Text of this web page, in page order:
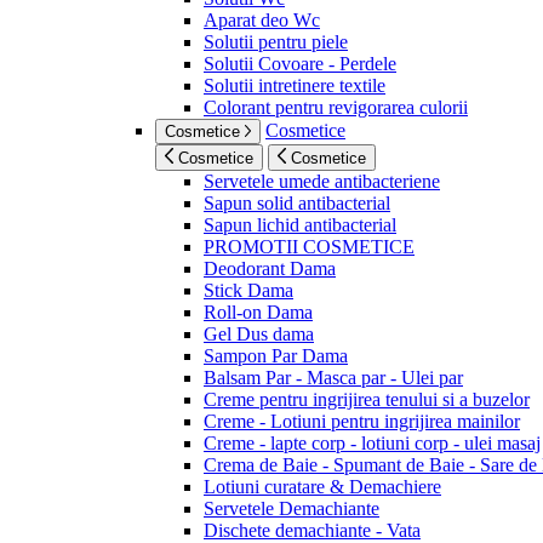
Aparat deo Wc
Solutii pentru piele
Solutii Covoare - Perdele
Solutii intretinere textile
Colorant pentru revigorarea culorii
Cosmetice Cosmetice
Cosmetice Cosmetice
Servetele umede antibacteriene
Sapun solid antibacterial
Sapun lichid antibacterial
PROMOTII COSMETICE
Deodorant Dama
Stick Dama
Roll-on Dama
Gel Dus dama
Sampon Par Dama
Balsam Par - Masca par - Ulei par
Creme pentru ingrijirea tenului si a buzelor
Creme - Lotiuni pentru ingrijirea mainilor
Creme - lapte corp - lotiuni corp - ulei masaj
Crema de Baie - Spumant de Baie - Sare de
Lotiuni curatare & Demachiere
Servetele Demachiante
Dischete demachiante - Vata